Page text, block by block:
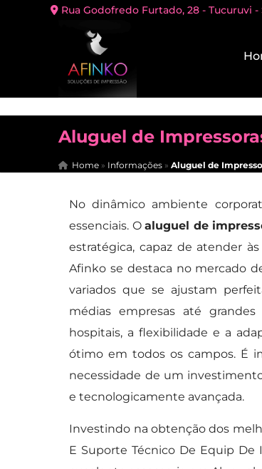
Rua Godofredo Furtado, 28 - Tucuruvi -
Aluguel de
Home » Informações »Aluguel de
No dinâmico ambiente
essenciais. Oaluguel de
estratégica, capaz de atender
Afinko se destaca no mercado
variados que se ajustam
médias empresas até
hospitais, a flexibilidade e a
ótimo em todos os campos. É
necessidade de um
e tecnologicamente avançada.
Investindo na obtenção dos
E Suporte Técnico De Equip